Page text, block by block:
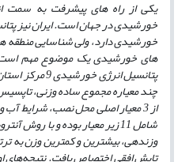
یکی از راه­ های پیشرفت به سمت
خورشیدی در جهان است. ایران نیز
های خورشیدی یک موضوع مهم
چند معیاره مجموع ساده وزنی،
از 3 معیار اصلی محل نصب، شرایط
شامل 11 زیر معیار بوده و با
وزن­دهی، بیش­ترین و کم­ترین وزن به